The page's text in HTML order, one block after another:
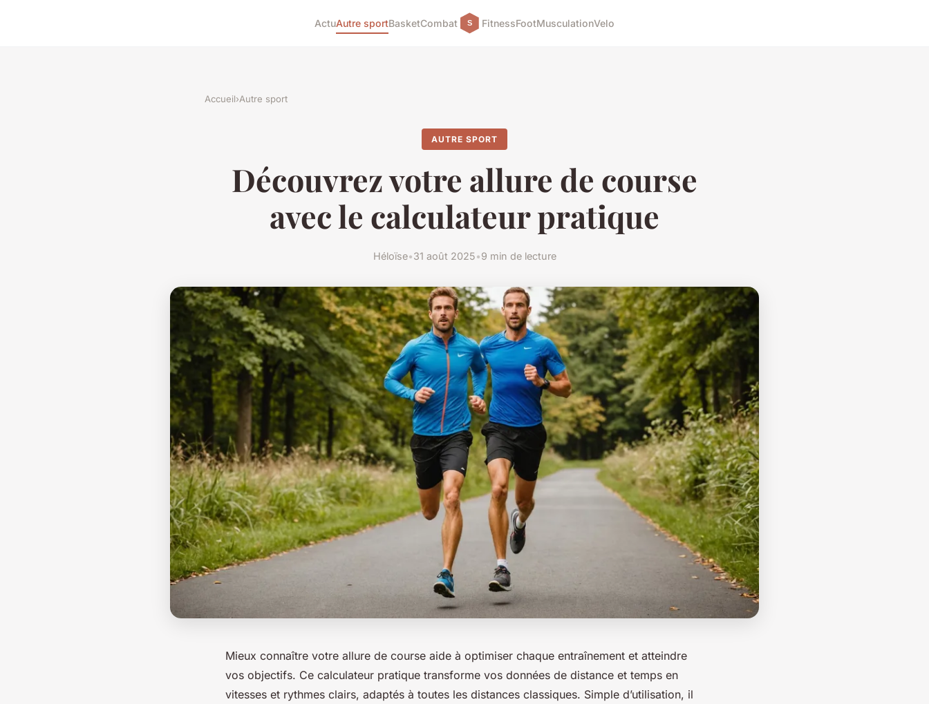
ActuAutre sportBasketCombat FitnessFootMusculationVelo
Accueil›Autre sport
AUTRE SPORT
Découvrez votre allure de course
avec le calculateur pratique
Héloïse•31 août 2025•9 min de lecture
Mieux connaître votre allure de course aide à optimiser chaque entraînement et atteindre
vos objectifs. Ce calculateur pratique transforme vos données de distance et temps en
vitesses et rythmes clairs, adaptés à toutes les distances classiques. Simple d’utilisation, il